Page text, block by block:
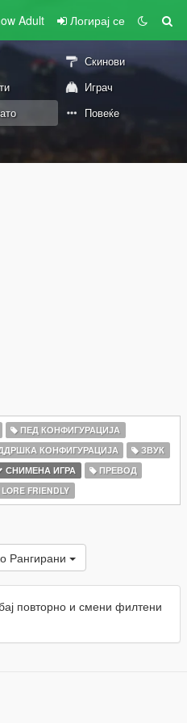
Adult Логирај се
Скинови
Играч
Повеќе
ПЕД КОНФИГУРАЦИЈА
КОНФИГУРАЦИЈА
ЗВУК
СНИМЕНА ИГРА
ПРЕВОД
LORE FRIENDLY
Рангирани
повторно и смени филтени